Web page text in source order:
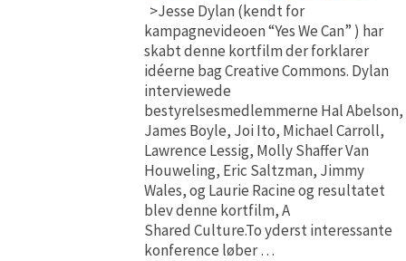
>Jesse Dylan (kendt for
kampagnevideoen “Yes We Can” ) har
skabt denne kortfilm der forklarer
idéerne bag Creative Commons. Dylan
interviewede
bestyrelsesmedlemmerne Hal Abelson,
James Boyle, Joi Ito, Michael Carroll,
Lawrence Lessig, Molly Shaffer Van
Houweling, Eric Saltzman, Jimmy
Wales, og Laurie Racine og resultatet
blev denne kortfilm, A
Shared Culture.To yderst interessante
konference løber …